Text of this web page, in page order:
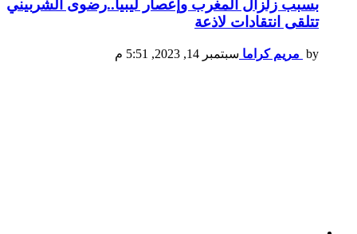
بسبب زلزال المغرب وإعصار ليبيا..رضوى الشربيني
تتلقى انتقادات لاذعة
by مريم كراما سبتمبر 14, 2023, 5:51 م